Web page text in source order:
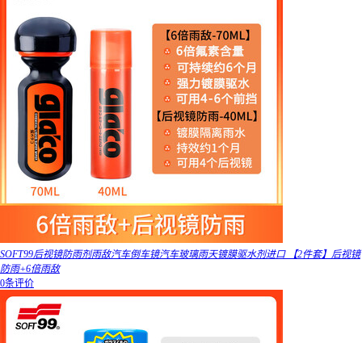
SOFT99后视镜防雨剂雨敌汽车倒车镜汽车玻璃雨天镀膜驱水剂进口 【2件套】后视镜
防雨+6倍雨敌
0条评价